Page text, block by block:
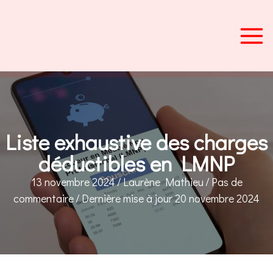
Liste exhaustive des charges
déductibles en LMNP
13 novembre 2024/Laurène Mathieu/ Pas de
commentaire/Dernière mise à jour 20 novembre 2024